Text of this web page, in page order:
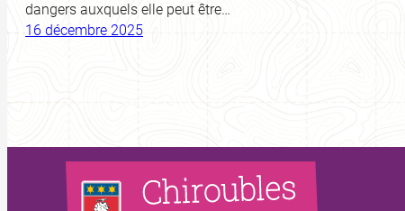
dangers auxquels elle peut être…
16 décembre 2025